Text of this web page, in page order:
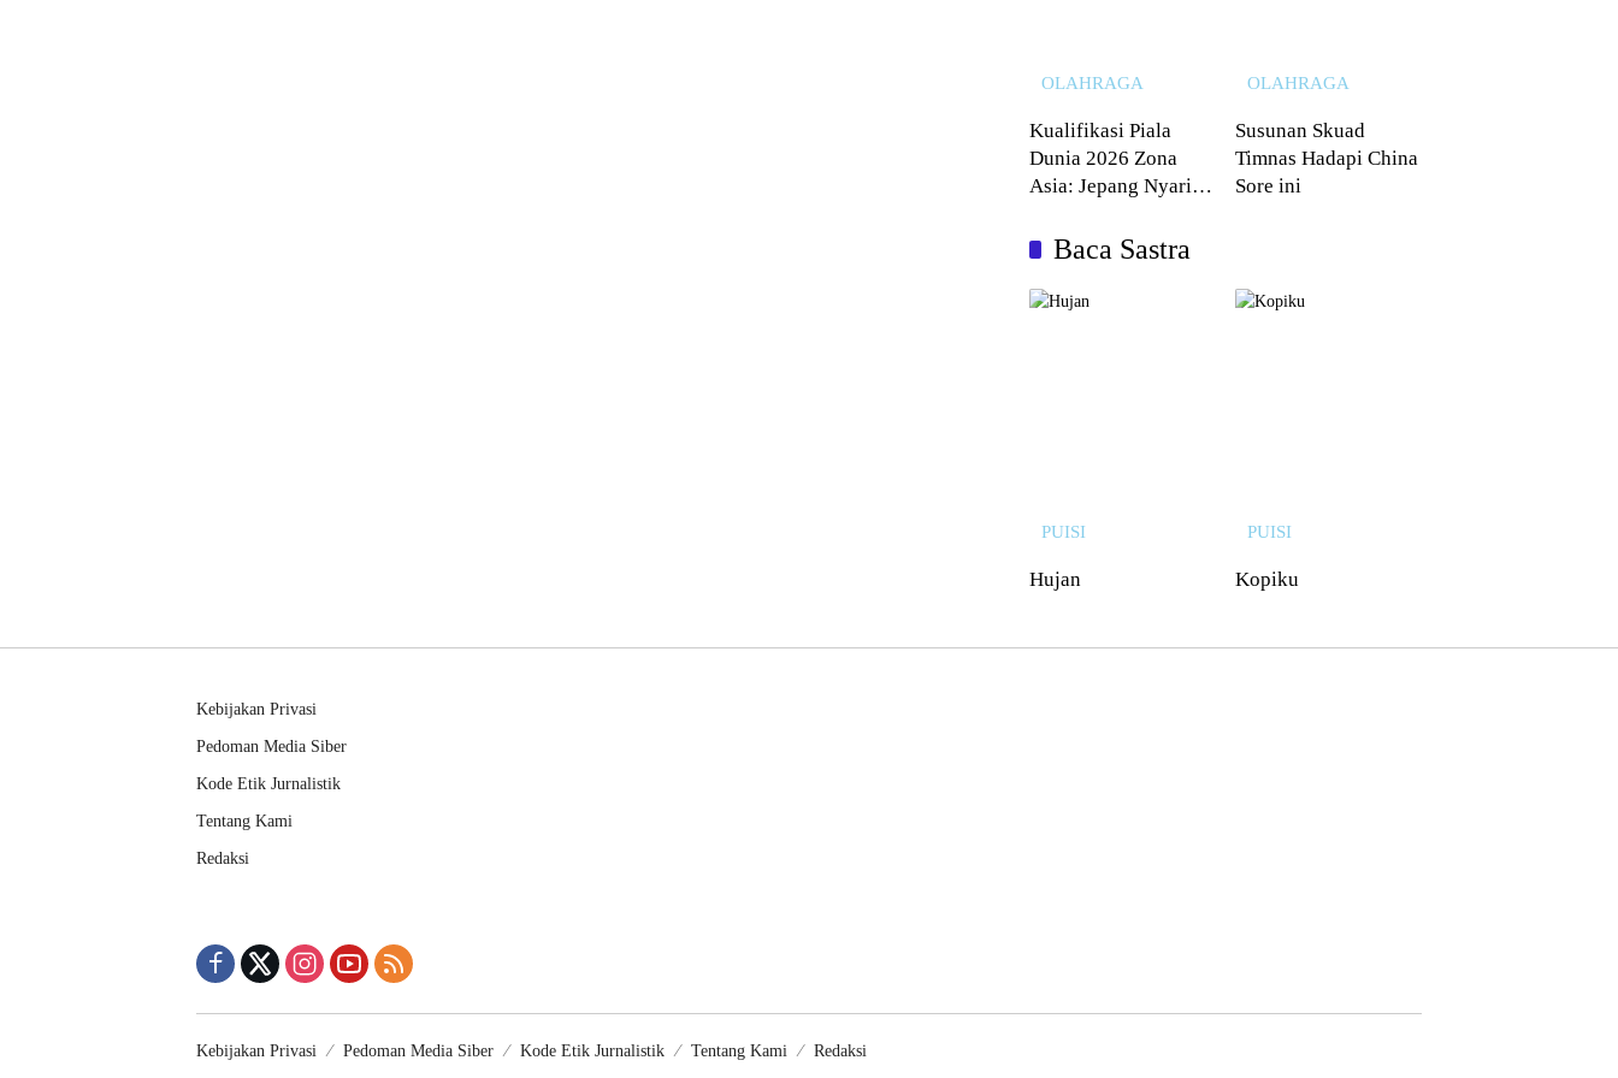
OLAHRAGA
Kualifikasi Piala
Dunia 2026 Zona
Asia: Jepang Nyaris
OLAHRAGA
Susunan Skuad
Timnas Hadapi China
Sore ini
Baca Sastra
PUISI
Hujan
PUISI
Kopiku
Kebijakan Privasi
Pedoman Media Siber
Kode Etik Jurnalistik
Tentang Kami
Redaksi
Kebijakan Privasi Pedoman Media Siber Kode Etik Jurnalistik Tentang Kami Redaksi